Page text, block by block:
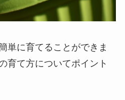
単に育てることができま
育て方についてポイント